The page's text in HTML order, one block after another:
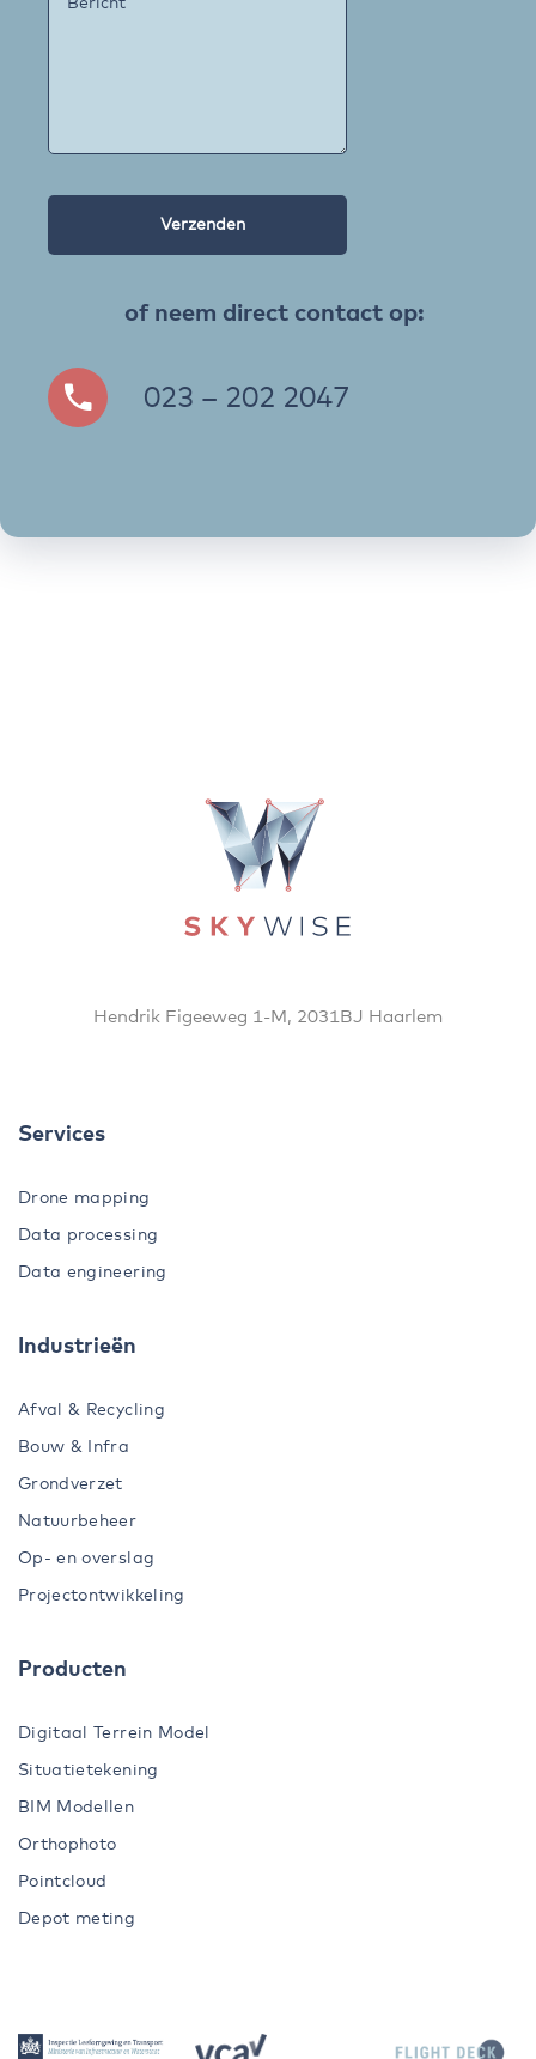
of neem direct contact op:
023 – 202 2047
Hendrik Figeeweg 1-M, 2031BJ Haarlem
Services
Drone mapping
Data processing
Data engineering
Industrieën
Afval & Recycling
Bouw & Infra
Grondverzet
Natuurbeheer
Op- en overslag
Projectontwikkeling
Producten
Digitaal Terrein Model
Situatietekening
BIM Modellen
Orthophoto
Pointcloud
Depot meting